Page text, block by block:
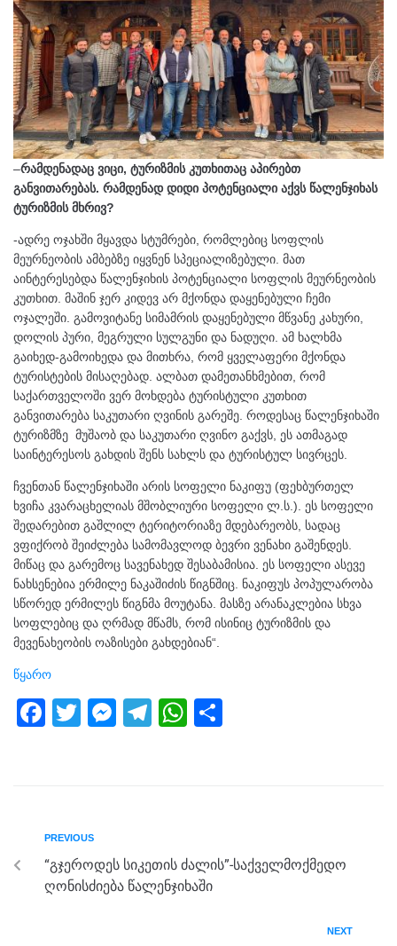
–რამდენადაც ვიცი, ტურიზმის კუთხითაც აპირებთ
განვითარებას. რამდენად დიდი პოტენციალი აქვს წალენჯიხას
ტურიზმის მხრივ?
-ადრე ოჯახში მყავდა სტუმრები, რომლებიც სოფლის
მეურნეობის ამბებზე იყვნენ სპეციალიზებული. მათ
აინტერესებდა წალენჯიხის პოტენციალი სოფლის მეურნეობის
კუთხით. მაშინ ჯერ კიდევ არ მქონდა დაყენებული ჩემი
ოჯალეში. გამოვიტანე სიმამრის დაყენებული მწვანე კახური,
დოლის პური, მეგრული სულგუნი და ნადუღი. ამ ხალხმა
გაიხედ-გამოიხედა და მითხრა, რომ ყველაფერი მქონდა
ტურისტების მისაღებად. ალბათ დამეთანხმებით, რომ
საქართველოში ვერ მოხდება ტურისტული კუთხით
განვითარება საკუთარი ღვინის გარეშე. როდესაც წალენჯიხაში
ტურიზმზე მუშაობ და საკუთარი ღვინო გაქვს, ეს ათმაგად
საინტერესოს გახდის შენს სახლს და ტურისტულ სივრცეს.
ჩვენთან წალენჯიხაში არის სოფელი ნაკიფუ (ფეხბურთელ
ხვიჩა კვარაცხელიას მშობლიური სოფელი ლ.ს.). ეს სოფელი
შედარებით გაშლილ ტერიტორიაზე მდებარეობს, სადაც
ვფიქრობ შეიძლება სამომავლოდ ბევრი ვენახი გაშენდეს.
მიწაც და გარემოც სავენახედ შესაბამისია. ეს სოფელი ასევე
ნახსენებია ერმილე ნაკაშიძის წიგნშიც. ნაკიფუს პოპულარობა
სწორედ ერმილეს წიგნმა მოუტანა. მასზე არანაკლებია სხვა
სოფლებიც და ღრმად მწამს, რომ ისინიც ტურიზმის და
მევენახეობის ოაზისები გახდებიან“.
წყარო
F
b
o
o
T
M
g
er
T
m
W
p
p
PREVIOUS
“გჯეროდეს სიკეთის ძალის”-საქველმოქმედო
ღონისძიება წალენჯიხაში
NEXT